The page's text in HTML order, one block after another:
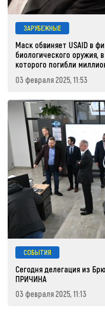
ЗАРУБЕЖНЫЕ
Маск обвиняет USAID в
биологического оружия,
которого погибли
03 февраля 2025, 11:53
СОБЫТИЯ
Сегодня делегация из
ПРИЧИНА
03 февраля 2025, 11:13